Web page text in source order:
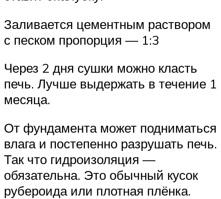
Заливается цементным раствором
с песком пропорция — 1:3
Через 2 дня сушки можно класть
печь. Лучше выдержать в течение 1
месяца.
От фундамента может подниматься
влага и постепенно разрушать печь.
Так что гидроизоляция —
обязательна. Это обычный кусок
рубероида или плотная плёнка.